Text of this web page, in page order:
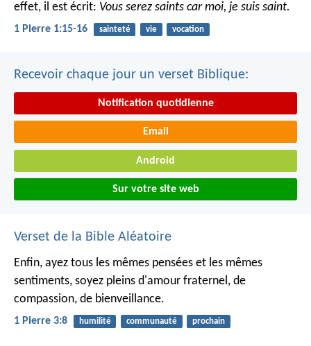
effet, il est écrit: Vous serez saints car moi, je suis saint.
1 Pierre 1:15-16 sainteté vie vocation
Recevoir chaque jour un verset Biblique:
Notification quotidienne
Email
Android
Sur votre site web
Verset de la Bible Aléatoire
Enfin, ayez tous les mêmes pensées et les mêmes
sentiments, soyez pleins d'amour fraternel, de
compassion, de bienveillance.
1 Pierre 3:8 humilité communauté prochain